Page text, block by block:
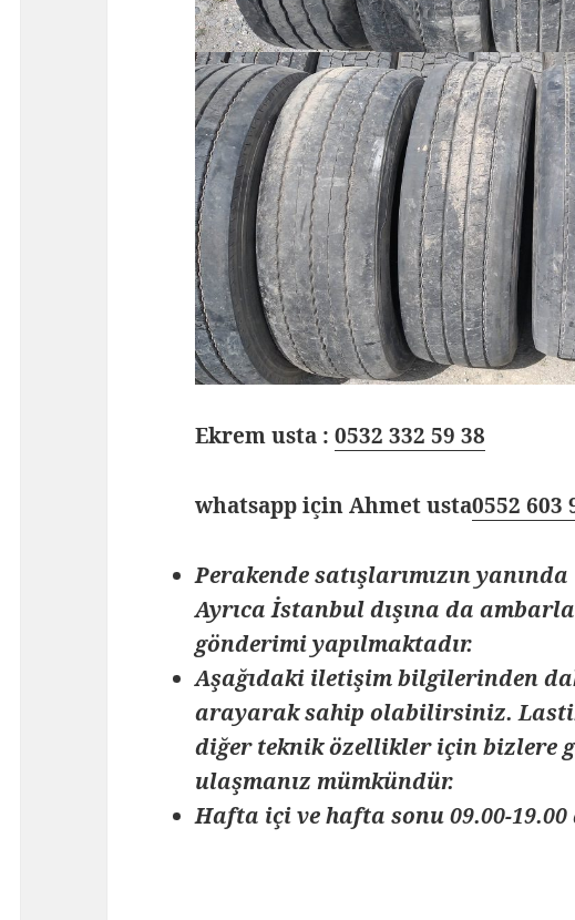
Ekrem usta :0532 332 59 38
whatsapp için Ahmet usta0552 603
Perakende satışlarımızın
Ayrıca İstanbul dışına da
gönderimi yapılmaktadır.
Aşağıdaki iletişim bilgilerinden
arayarak sahip olabilirsiniz.
diğer teknik özellikler için bizlere
ulaşmanız mümkündür.
Hafta içi ve hafta sonu 09.00-